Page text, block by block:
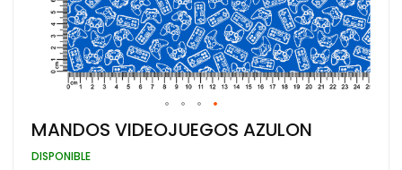
Saltar
al
comienzo
MANDOS VIDEOJUEGOS AZULON
DISPONIBLE